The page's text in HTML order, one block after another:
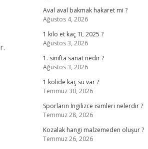
Aval aval bakmak hakaret mi ?
Ağustos 4, 2026
1 kilo et kaç TL 2025 ?
Ağustos 3, 2026
1. sınıfta sanat nedir ?
Ağustos 3, 2026
1 kolide kaç su var ?
Temmuz 30, 2026
Sporların İngilizce isimleri nelerdir ?
Temmuz 28, 2026
Kozalak hangi malzemeden oluşur ?
Temmuz 26, 2026